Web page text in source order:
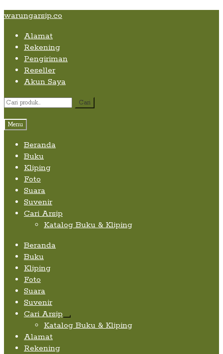
Skip
content
Skip
navigation
Skip
content
warungarsip.co
Alamat
Rekening
Pengiriman
Reseller
Akun Saya
Pencarian
Cari
Menu
Beranda
Buku
Kliping
Foto
Suara
Suvenir
Cari Arsip
Katalog Buku & Kliping
Beranda
Buku
Kliping
Foto
Suara
Suvenir
Cari Arsip
Expand
child
Katalog Buku & Kliping
Alamat
Rekening